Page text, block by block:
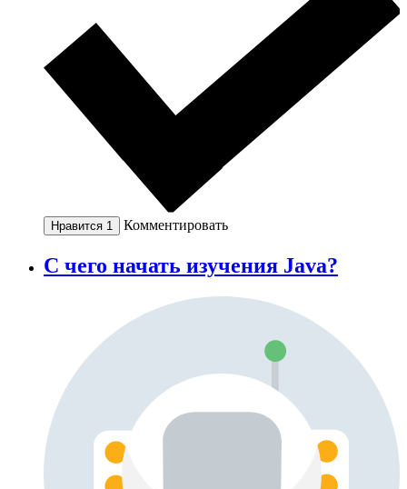
Нравится 1 Комментировать
C чего начать изучения Java?